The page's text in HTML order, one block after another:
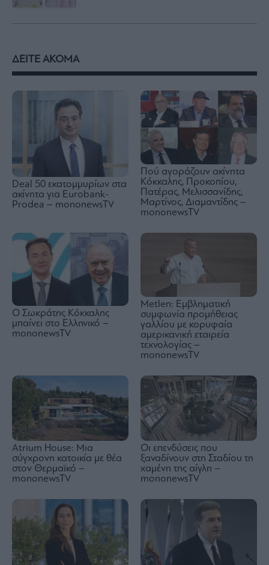
ΔΕΙΤΕ ΑΚΟΜΑ
Deal 50 εκατομμυρίων στα
ακίνητα για Eurobank-
Prodea – mononewsTV
Πού αγοράζουν ακίνητα
Κόκκαλης, Προκοπίου,
Πατέρας, Μελισσανίδης,
Μαρτίνος, Διαμαντίδης –
mononewsTV
Ο Σωκράτης Κόκκαλης
μπαίνει στο Ελληνικό –
mononewsTV
Metlen: Εμβληματική
συμφωνία προμήθειας
γαλλίου με κορυφαία
αμερικανική εταιρεία
τεχνολογίας –
mononewsTV
Atrium House: Μια
σύγχρονη κατοικία με θέα
στον Θερμαϊκό –
mononewsTV
Οι επενδύσεις που
ξαναδίνουν στη Σταδίου τη
χαμένη της αίγλη –
mononewsTV